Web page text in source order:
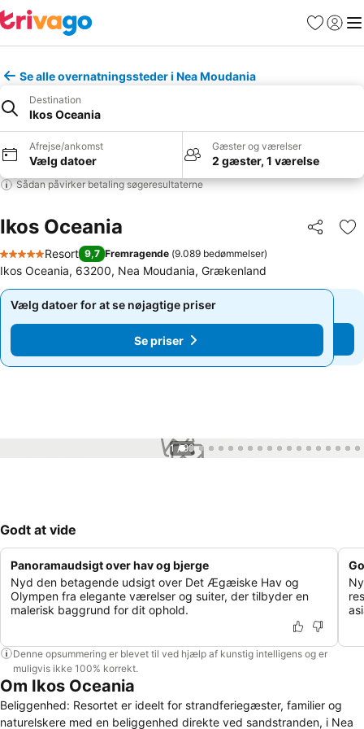
Favoritter
Log ind
Se alle overnatningssteder i Nea Moudania
Destination
Ikos Oceania
Afrejse/ankomst
Vælg datoer
Gæster og værelser
2 gæster, 1 værelse
Sådan påvirker betaling søgeresultaterne
Ikos Oceania Del
5 Stjerner
Resort 9,7 Fremragende (9.089 bedømmelser)
Ikos Oceania, 63200, Nea Moudania, Grækenland
Vælg datoer for at se nøjagtige priser
Se priser
Vælg datoer for at se nøjagtige priser
Se priser
1 / 99
Godt at vide
Panoramaudsigt over hav og bjerge
Nyd den betagende udsigt over Det Ægæiske Hav og
Olympen fra elegante værelser og suiter, der tilbyder en
malerisk baggrund for dit ophold.
Denne opsummering er blevet til ved hjælp af kunstig intelligens og er
muligvis ikke 100% korrekt.
Om Ikos Oceania
Beliggenhed: Resortet er ideelt for strandferiegæster, familier og
naturelskere med en beliggenhed direkte ved sandstranden, i Nea